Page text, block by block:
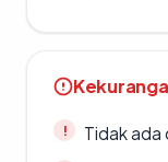
Tidak ada